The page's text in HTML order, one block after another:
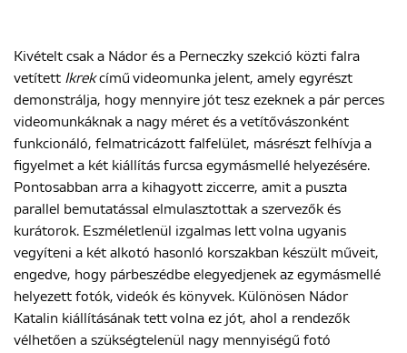
Kivételt csak a Nádor és a Perneczky szekció közti falra
vetített Ikrekcímű videomunka jelent, amely egyrészt
demonstrálja, hogy mennyire jót tesz ezeknek a pár perces
videomunkáknak a nagy méret és a vetítővászonként
funkcionáló, felmatricázott falfelület, másrészt felhívja a
figyelmet a két kiállítás furcsa egymásmellé helyezésére.
Pontosabban arra a kihagyott ziccerre, amit a puszta
parallel bemutatással elmulasztottak a szervezők és
kurátorok. Eszméletlenül izgalmas lett volna ugyanis
vegyíteni a két alkotó hasonló korszakban készült műveit,
engedve, hogy párbeszédbe elegyedjenek az egymásmellé
helyezett fotók, videók és könyvek. Különösen Nádor
Katalin kiállításának tett volna ez jót, ahol a rendezők
vélhetően a szükségtelenül nagy mennyiségű fotó